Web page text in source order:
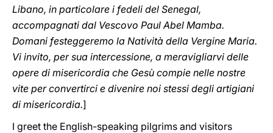
Libano, in particolare i fedeli del Senegal,
accompagnati dal Vescovo Paul Abel Mamba.
Domani festeggeremo la Natività della Vergine Maria.
Vi invito, per sua intercessione, a meravigliarvi delle
opere di misericordia che Gesù compie nelle nostre
vite per convertirci e divenire noi stessi degli artigiani
di misericordia.]
I greet the English-speaking pilgrims and visitors